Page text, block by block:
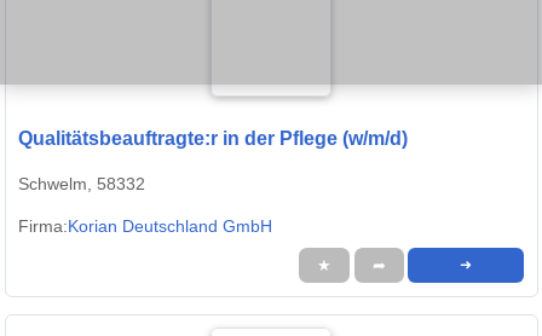
Qualitätsbeauftragte:r in der Pflege (w/m/d)
Schwelm, 58332
Firma:Korian Deutschland GmbH
★ ➦ ➜